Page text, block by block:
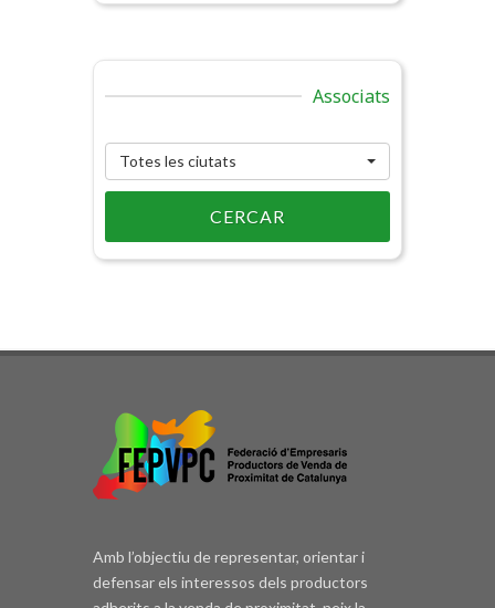
Associats
Totes les ciutats
CERCAR
Amb l’objectiu de representar, orientar i
defensar els interessos dels productors